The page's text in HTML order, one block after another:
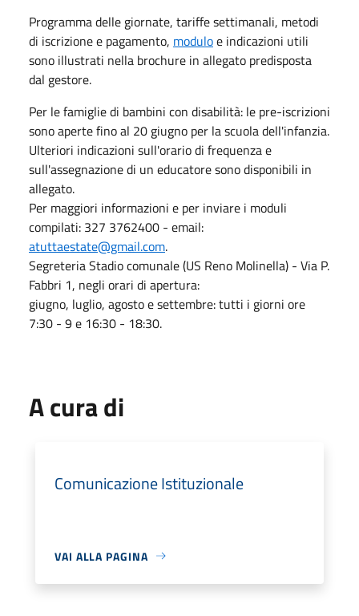
Programma delle giornate, tariffe settimanali, metodi
di iscrizione e pagamento, moduloe indicazioni utili
sono illustrati nella brochure in allegato predisposta
dal gestore.
Per le famiglie di bambini con disabilità: le pre-iscrizioni
sono aperte fino al 20 giugno per la scuola dell'infanzia.
Ulteriori indicazioni sull'orario di frequenza e
sull'assegnazione di un educatore sono disponibili in
allegato.
Per maggiori informazioni e per inviare i moduli
compilati: 327 3762400 - email:
atuttaestate@gmail.com.
Segreteria Stadio comunale (US Reno Molinella) - Via P.
Fabbri 1, negli orari di apertura:
giugno, luglio, agosto e settembre: tutti i giorni ore
7:30 - 9 e 16:30 - 18:30.
A cura di
Comunicazione Istituzionale
VAI ALLA PAGINA